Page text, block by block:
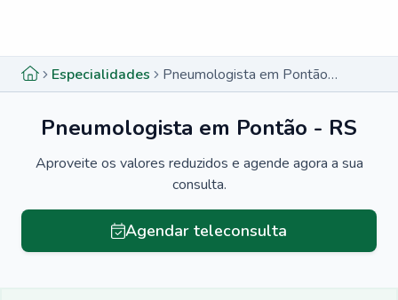
Especialidades Pneumologista em Pontão - RS
Pneumologista em Pontão - RS
Aproveite os valores reduzidos e agende agora a sua
consulta.
Agendar teleconsulta